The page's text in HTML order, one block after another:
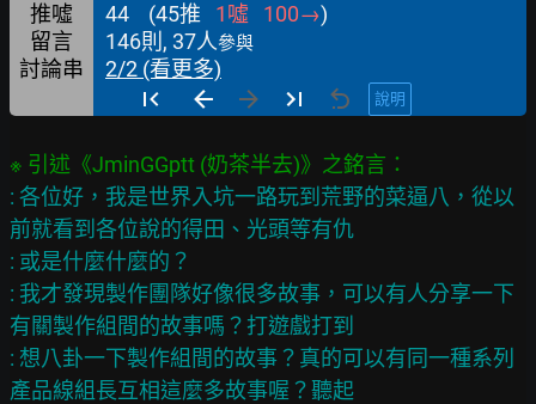
推噓 44 (45推 1噓 100→)
留言
146則, 37人參與
討論串 2/2 (看更多)
說明
: 各位好，我是世界入坑一路玩到荒野的菜逼八，從以
前就看到各位說的得田、光頭等有仇
: 或是什麼什麼的？
: 我才發現製作團隊好像很多故事，可以有人分享一下
有關製作組間的故事嗎？打遊戲打到
: 想八卦一下製作組間的故事？真的可以有同一種系列
產品線組長互相這麼多故事喔？聽起